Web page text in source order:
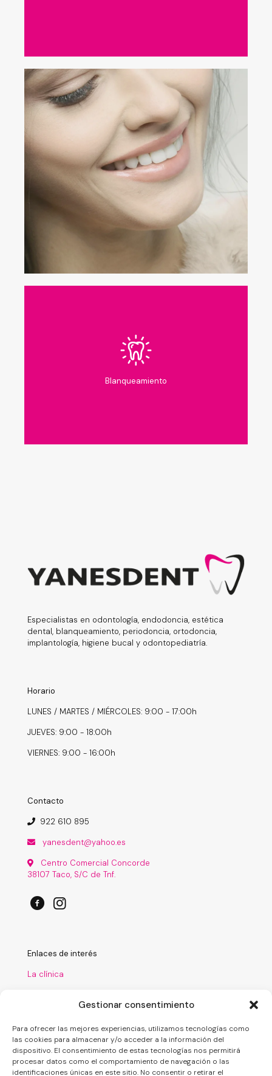
Gestionar consentimiento
Para ofrecer las mejores experiencias, utilizamos tecnologías como
las cookies para almacenar y/o acceder a la información del
dispositivo. El consentimiento de estas tecnologías nos permitirá
procesar datos como el comportamiento de navegación o las
identificaciones únicas en este sitio. No consentir o retirar el
Blanqueamiento
Especialistas en odontología, endodoncia, estética
dental, blanqueamiento, periodoncia, ortodoncia,
implantología, higiene bucal y odontopediatría.
Horario
LUNES / MARTES / MIÉRCOLES: 9:00 - 17:00h
JUEVES: 9:00 - 18:00h
VIERNES: 9:00 - 16:00h
Contacto
922 610 895
yanesdent@yahoo.es
Centro Comercial Concorde
38107 Taco, S/C de Tnf.
Enlaces de interés
La clínica
Financiación
Nuestro blog